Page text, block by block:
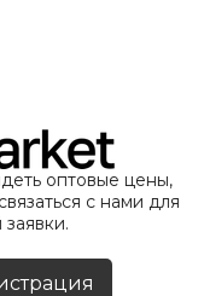
оптовые цены,
с нами для